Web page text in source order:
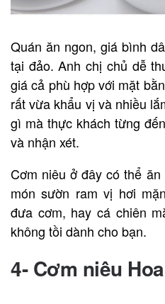
Quán ăn ngon, giá bình
tại đảo. Anh chị chủ dễ
giá cả phù hợp với mặt
rất vừa khẩu vị và nhiều
gì mà thực khách từng
và nhận xét.
Cơm niêu ở đây có thể
món sườn ram vị hơi
đưa cơm, hay cá chiên
không tồi dành cho bạn.
4- Cơm niêu